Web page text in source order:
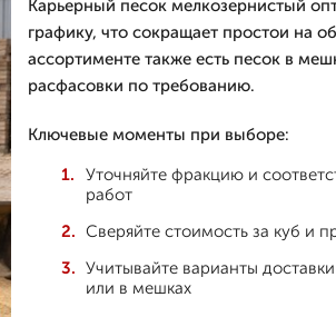
Карьерный песок мелкозернистый
графику, что сокращает простои на
ассортименте также есть песок в
расфасовки по требованию.
Ключевые моменты при выборе:
Уточняйте фракцию и
работ
Сверяйте стоимость за куб и
Учитывайте варианты
или в мешках